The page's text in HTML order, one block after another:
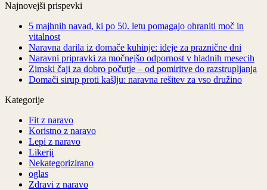
Najnovejši prispevki
5 majhnih navad, ki po 50. letu pomagajo ohraniti moč in
vitalnost
Naravna darila iz domače kuhinje: ideje za praznične dni
Naravni pripravki za močnejšo odpornost v hladnih mesecih
Zimski čaji za dobro počutje – od pomiritve do razstrupljanja
Domači sirup proti kašlju: naravna rešitev za vso družino
Kategorije
Fit z naravo
Koristno z naravo
Lepi z naravo
Likerji
Nekategorizirano
oglas
Zdravi z naravo